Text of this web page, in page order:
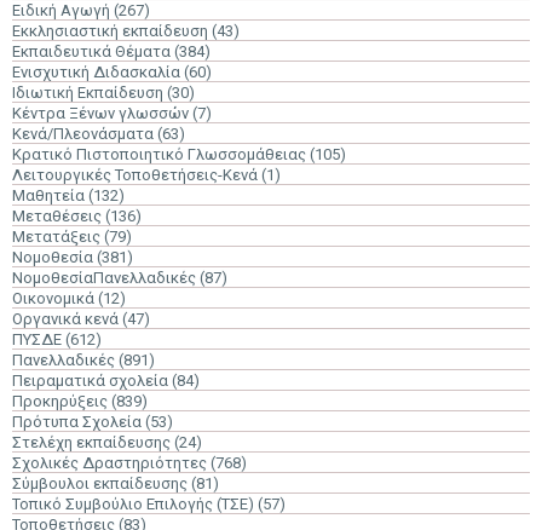
Ειδική Αγωγή (267)
Εκκλησιαστική εκπαίδευση (43)
Εκπαιδευτικά Θέματα (384)
Ενισχυτική Διδασκαλία (60)
Ιδιωτική Εκπαίδευση (30)
Κέντρα Ξένων γλωσσών (7)
Κενά/Πλεονάσματα (63)
Κρατικό Πιστοποιητικό Γλωσσομάθειας (105)
Λειτουργικές Τοποθετήσεις-Κενά (1)
Μαθητεία (132)
Μεταθέσεις (136)
Μετατάξεις (79)
Νομοθεσία (381)
ΝομοθεσίαΠανελλαδικές (87)
Οικονομικά (12)
Οργανικά κενά (47)
ΠΥΣΔΕ (612)
Πανελλαδικές (891)
Πειραματικά σχολεία (84)
Προκηρύξεις (839)
Πρότυπα Σχολεία (53)
Στελέχη εκπαίδευσης (24)
Σχολικές Δραστηριότητες (768)
Σύμβουλοι εκπαίδευσης (81)
Τοπικό Συμβούλιο Επιλογής (ΤΣΕ) (57)
Τοποθετήσεις (83)